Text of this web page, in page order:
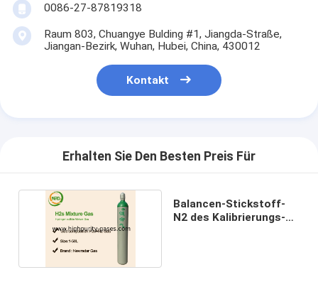
0086-27-87819318
Raum 803, Chuangye Bulding #1, Jiangda-Straße,
Jiangan-Bezirk, Wuhan, Hubei, China, 430012
Kontakt
Erhalten Sie Den Besten Preis Für
Balancen-Stickstoff-
N2 des Kalibrierungs-